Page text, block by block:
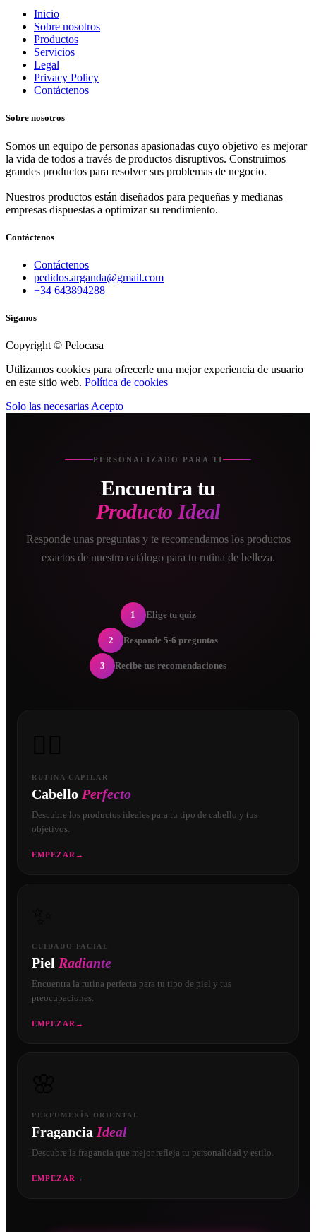
Inicio
Sobre nosotros
Productos
Servicios
Legal
Privacy Policy
Contáctenos
Sobre nosotros
Somos un equipo de personas apasionadas cuyo objetivo es mejorar
la vida de todos a través de productos disruptivos. Construimos
grandes productos para resolver sus problemas de negocio.
Nuestros productos están diseñados para pequeñas y medianas
empresas dispuestas a optimizar su rendimiento.
Contáctenos
Contáctenos
pedidos.arganda@gmail.com
+34 643894288
Síganos
Copyright © Pelocasa
Utilizamos cookies para ofrecerle una mejor experiencia de usuario
en este sitio web. Política de cookies
Solo las necesarias Acepto
PERSONALIZADO PARA TI
Encuentra tu
Producto Ideal
Responde unas preguntas y te recomendamos los productos
exactos de nuestro catálogo para tu rutina de belleza.
1 Elige tu quiz
2 Responde 5-6 preguntas
3 Recibe tus recomendaciones
RUTINA CAPILAR
Cabello Perfecto
Descubre los productos ideales para tu tipo de cabello y tus
objetivos.
EMPEZAR →
CUIDADO FACIAL
Piel Radiante
Encuentra la rutina perfecta para tu tipo de piel y tus
preocupaciones.
EMPEZAR →
PERFUMERÍA ORIENTAL
Fragancia Ideal
Descubre la fragancia que mejor refleja tu personalidad y estilo.
EMPEZAR →